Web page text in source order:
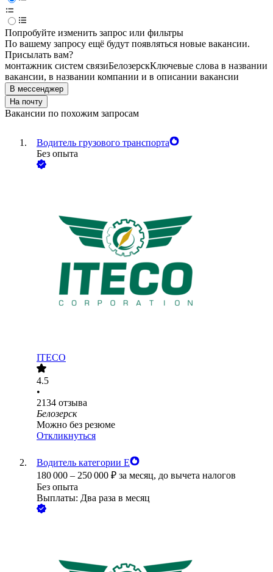
Попробуйте изменить запрос или фильтры
По вашему запросу ещё будут появляться новые вакансии.
Присылать вам?
монтажник систем связиБелозерскКлючевые слова в названии
вакансии, в названии компании и в описании вакансии
В мессенджер
На почту
Вакансии по похожим запросам
Водитель грузового транспорта
Без опыта
ITECO
4.5
•
2134 отзыва
Белозерск
Можно без резюме
Откликнуться
Водитель категории Е
180 000 – 250 000 ₽ за месяц, до вычета налогов
Без опыта
Выплаты: Два раза в месяц